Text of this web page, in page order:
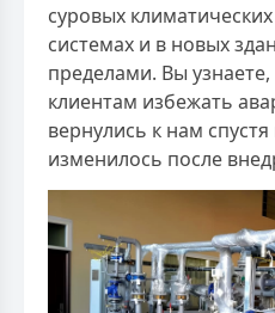
суровых
системах и в новых
пределами. Вы
клиентам избежать
вернулись к нам
изменилось после